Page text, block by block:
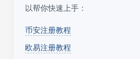
以帮你快速上手：
币安注册教程
欧易注册教程